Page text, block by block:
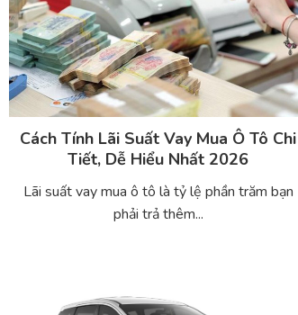
Cách Tính Lãi Suất Vay Mua Ô Tô Chi
Tiết, Dễ Hiểu Nhất 2026
Lãi suất vay mua ô tô là tỷ lệ phần trăm bạn
phải trả thêm...